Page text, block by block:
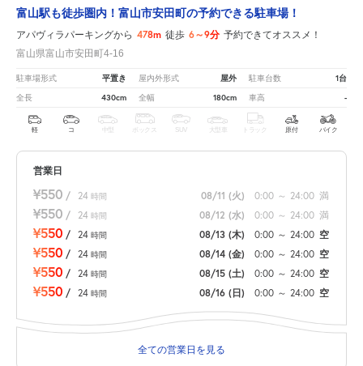
富山駅も徒歩圏内！富山市安田町の予約できる駐車場！
アパヴィラパーキングから 478m 徒歩 6～9分 予約できてオススメ！
富山県富山市安田町4-16
駐車場形式 平置き 屋内外形式 屋外 駐車台数 1台
全長 430cm 全幅 180cm 車高 -
軽 コ 中型 ボックス SUV 大型車 トラック 原付 バイク
営業日
¥550 / 24 時間 08/11 (火) 0:00 ～ 24:00 満
¥550 / 24 時間 08/12 (水) 0:00 ～ 24:00 満
¥550 / 24 時間 08/13 (木) 0:00 ～ 24:00 空
¥550 / 24 時間 08/14 (金) 0:00 ～ 24:00 空
¥550 / 24 時間 08/15 (土) 0:00 ～ 24:00 空
¥550 / 24 時間 08/16 (日) 0:00 ～ 24:00 空
全ての営業日を見る